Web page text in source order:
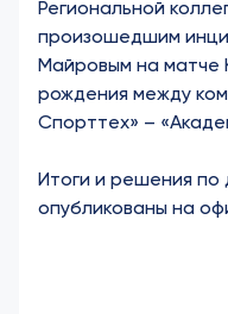
Региональной
произошедшим
Майровым на матче
рождения между
Спорттех» –
Итоги и решения по
опубликованы на